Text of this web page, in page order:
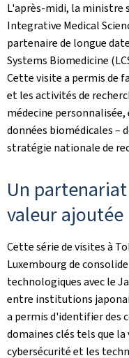
L'après-midi, la ministre
Integrative Medical
partenaire de longue
Systems Biomedicine
Cette visite a permis de
et les activités de
médecine
données biomédicales –
stratégie nationale de
Un
valeur ajoutée
Cette série de visites à
Luxembourg de
technologiques avec le
entre institutions
a permis d'identifier des
domaines clés tels que
cybersécurité et les